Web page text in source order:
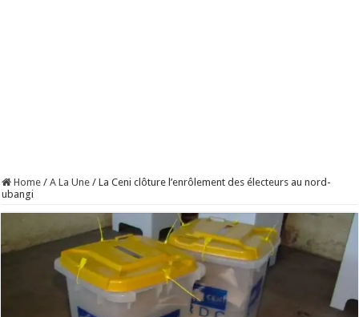
Home / A La Une / La Ceni clôture l’enrôlement des électeurs au nord-
ubangi